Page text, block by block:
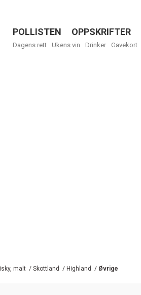
Menu
POLLISTEN OPPSKRIFTER
Dagens rett Ukens vin Drinker Gavekort
malt / Skottland / Highland / Øvrige